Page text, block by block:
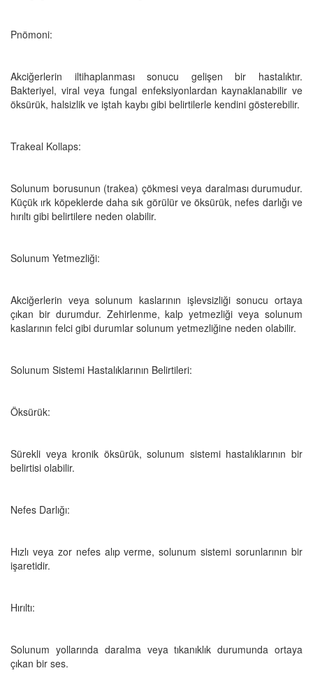
Pnömoni:
Akciğerlerin iltihaplanması sonucu gelişen bir hastalıktır.
Bakteriyel, viral veya fungal enfeksiyonlardan kaynaklanabilir ve
öksürük, halsizlik ve iştah kaybı gibi belirtilerle kendini gösterebilir.
Trakeal Kollaps:
Solunum borusunun (trakea) çökmesi veya daralması durumudur.
Küçük ırk köpeklerde daha sık görülür ve öksürük, nefes darlığı ve
hırıltı gibi belirtilere neden olabilir.
Solunum Yetmezliği:
Akciğerlerin veya solunum kaslarının işlevsizliği sonucu ortaya
çıkan bir durumdur. Zehirlenme, kalp yetmezliği veya solunum
kaslarının felci gibi durumlar solunum yetmezliğine neden olabilir.
Solunum Sistemi Hastalıklarının Belirtileri:
Öksürük:
Sürekli veya kronik öksürük, solunum sistemi hastalıklarının bir
belirtisi olabilir.
Nefes Darlığı:
Hızlı veya zor nefes alıp verme, solunum sistemi sorunlarının bir
işaretidir.
Hırıltı:
Solunum yollarında daralma veya tıkanıklık durumunda ortaya
çıkan bir ses.